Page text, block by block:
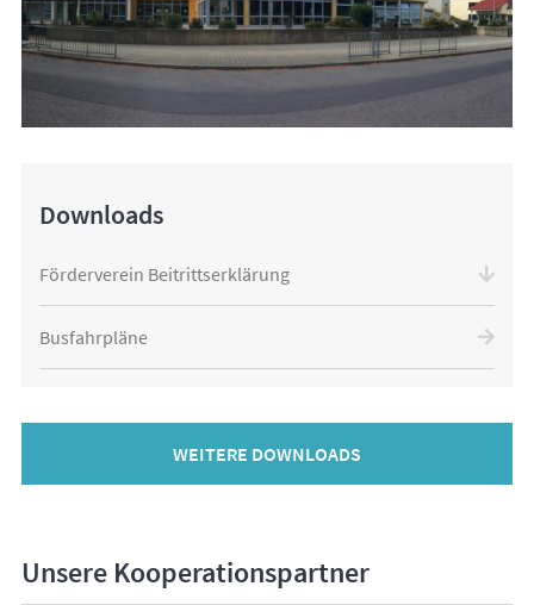
Downloads
Förderverein Beitrittserklärung
Busfahrpläne
WEITERE DOWNLOADS
Unsere Kooperationspartner